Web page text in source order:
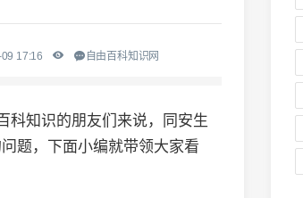
17:16 自由百科知识网
科知识的朋友们来说，同安生
题，下面小编就带领大家看